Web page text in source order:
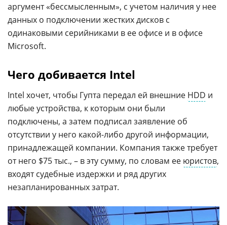
аргумент «бессмысленным», с учетом наличия у нее
данных о подключении жестких дисков с
одинаковыми серийниками в ее офисе и в офисе
Microsoft.
Чего добивается Intel
Intel хочет, чтобы Гупта передал ей внешние HDD и
любые устройства, к которым они были
подключены, а затем подписал заявление об
отсутствии у него какой-либо другой информации,
принадлежащей компании. Компания также требует
от него $75 тыс., – в эту сумму, по словам ее юристов,
входят судебные издержки и ряд других
незапланированных затрат.